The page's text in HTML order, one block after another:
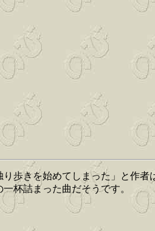
歩きを始めてしまった」と作者
杯詰まった曲だそうです。